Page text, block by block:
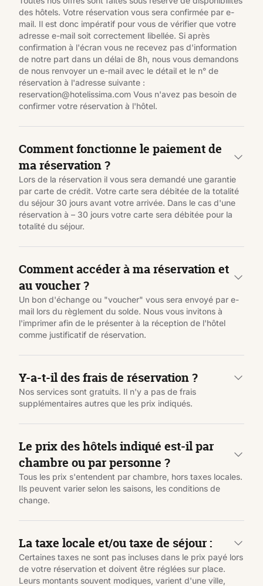
des hôtels. Votre réservation vous sera confirmée par e-
mail. Il est donc impératif pour vous de vérifier que votre
adresse e-mail soit correctement libellée. Si après
confirmation à l'écran vous ne recevez pas d'information
de notre part dans un délai de 8h, nous vous demandons
de nous renvoyer un e-mail avec le détail et le n° de
réservation à l'adresse suivante :
reservation@hotelissima.com Vous n'avez pas besoin de
confirmer votre réservation à l'hôtel.
Comment fonctionne le paiement de
ma réservation ?
Lors de la réservation il vous sera demandé une garantie
par carte de crédit. Votre carte sera débitée de la totalité
du séjour 30 jours avant votre arrivée. Dans le cas d'une
réservation à – 30 jours votre carte sera débitée pour la
totalité du séjour.
Comment accéder à ma réservation et
au voucher ?
Un bon d'échange ou "voucher" vous sera envoyé par e-
mail lors du règlement du solde. Nous vous invitons à
l'imprimer afin de le présenter à la réception de l'hôtel
comme justificatif de réservation.
Y-a-t-il des frais de réservation ?
Nos services sont gratuits. Il n'y a pas de frais
supplémentaires autres que les prix indiqués.
Le prix des hôtels indiqué est-il par
chambre ou par personne ?
Tous les prix s'entendent par chambre, hors taxes locales.
Ils peuvent varier selon les saisons, les conditions de
change.
La taxe locale et/ou taxe de séjour :
Certaines taxes ne sont pas incluses dans le prix payé lors
de votre réservation et doivent être réglées sur place.
Leurs montants souvent modiques, varient d'une ville,